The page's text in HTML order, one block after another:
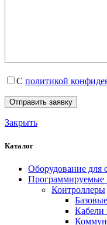
С политикой
Закрыть
Каталог
Оборудование для
Программируемые
Контроллеры
Кабели